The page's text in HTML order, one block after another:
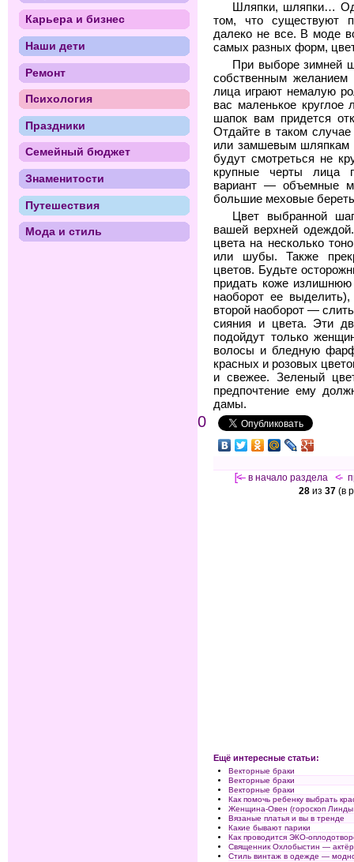
Шляпки, шляпки…
том, что существуют
далеко не все. В моде
самых разных форм,
При выборе зимней
собственным
лица играют немалую
вас маленькое
шапок вам придется
Отдайте в таком
или замшевым шляпкам
будут смотреться не
крупные черты лица
вариант — объемные
большие меховые
Цвет выбранной
вашей верхней
цвета на несколько
или шубы. Также
цветов. Будьте
придать коже
наоборот ее
второй наоборот —
сияния и цвета. Эти
подойдут только
волосы и бледную
красных и розовых
и свежее. Зеленый
предпочтение ему
дамы.
0
[<— в начало раздела <-
28из 37(в
Ещё интересные статьи:
Векторные браки
Векторные браки
Векторные браки
Как помочь ребенку выбрать
Женщина-Овен (гороскоп Линды
Вязаные платья и вы в тренде
Какие бывают парики
Как проводится ЭКО-
Священник Охлобыстин — актёр
Стиль винтаж в одежде —
Карьера и бизнес
Наши дети
Ремонт
Психология
Праздники
Семейный бюджет
Знаменитости
Путешествия
Мода и стиль